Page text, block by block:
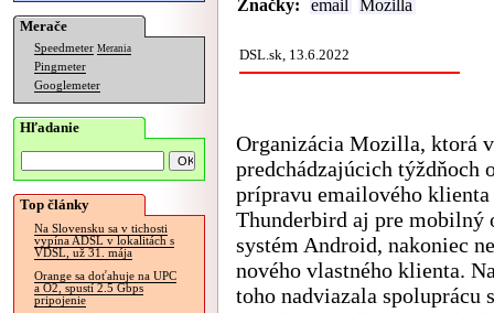
Merače
Speedmeter Merania
Pingmeter
Googlemeter
Hľadanie
Top články
Na Slovensku sa v tichosti
vypína ADSL v lokalitách s
VDSL, už 31. mája
Orange sa doťahuje na UPC
a O2, spustí 2.5 Gbps
pripojenie
Značky: email Mozilla
DSL.sk, 13.6.2022
Organizácia Mozilla, ktorá v
predchádzajúcich týždňoch
prípravu emailového klienta
Thunderbird aj pre mobilný
systém Android, nakoniec
nového vlastného klienta.
toho nadviazala spoluprácu s